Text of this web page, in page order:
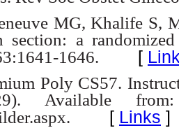
MG, Khalife S,
section: a
1646. [
Poly CS57.
Available from:
[ Links ]